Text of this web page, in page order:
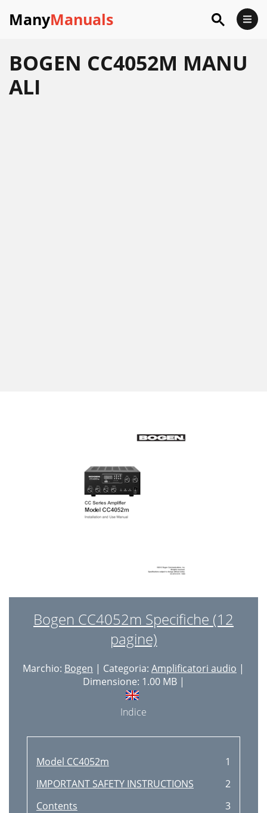
ManyManuals
BOGEN CC4052M MANU
ALI
Bogen CC4052m Specifiche (12
pagine)
Marchio: Bogen | Categoria: Amplificatori audio |
Dimensione: 1.00 MB |
Indice
Model CC4052m
1
IMPORTANT SAFETY INSTRUCTIONS
2
Contents
3